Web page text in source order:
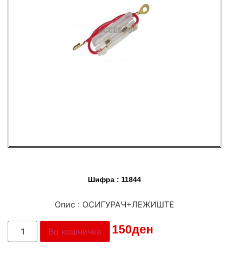
Шифра : 11844
Опис : ОСИГУРАЧ+ЛЕЖИШТЕ
Цена: 150ден
Во кошничка